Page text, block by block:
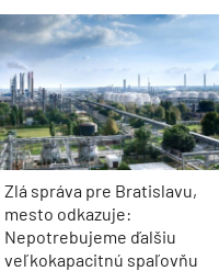
Zlá správa pre Bratislavu,
mesto odkazuje:
Nepotrebujeme ďalšiu
veľkokapacitnú spaľovňu